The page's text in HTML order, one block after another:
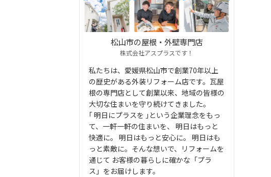
松山市の屋根・外壁専門店
株式会社アスプラスです！
私たちは、愛媛県松山市で創業70年以上
の歴史がある外装リフォーム店です。瓦屋
根の専門店として創業以来、地域の皆様の
大切な住まいを守り続けてきました。
｢ 明日にプラスを ｣という企業理念をもっ
て、一軒一軒の住まいを、 明日はもっと
快適に。 明日はもっと安心に。 明日はも
っと素敵に。そんな想いで、リフォームを
通じて お客様の暮らしに確かな「プラ
ス」をお届けします。